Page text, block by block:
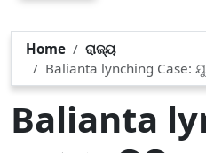
Home
ରାଜ୍ୟ
Balianta lynching Case:
Balianta